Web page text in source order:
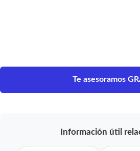
Te asesoramos
Información útil